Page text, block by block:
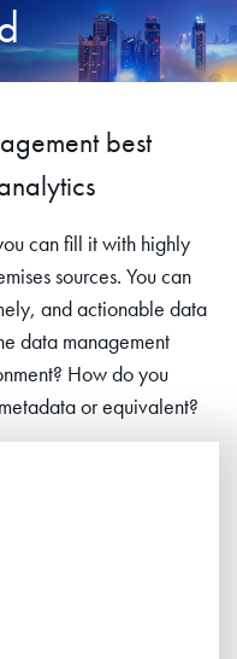
best
can fill it with highly
sources. You can
and actionable data
data management
How do you
or equivalent?